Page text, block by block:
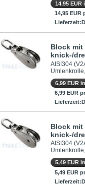
14,95 EUR
14,95 EUR
Block mit
knick-/
AISI304
6,99 EUR
6,99 EUR
Block mit
knick-/
AISI304
5,49 EUR
5,49 EUR